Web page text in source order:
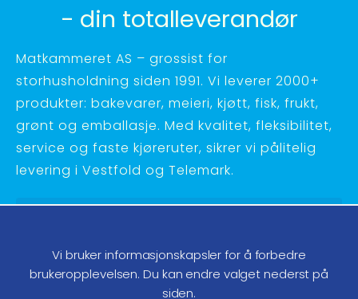
- din totalleverandør
Matkammeret AS – grossist for
storhusholdning siden 1991. Vi leverer 2000+
produkter: bakevarer, meieri, kjøtt, fisk, frukt,
grønt og emballasje. Med kvalitet, fleksibilitet,
service og faste kjøreruter, sikrer vi pålitelig
levering i Vestfold og Telemark.
Telefon:
35 58 48 70
ordre@matkammeret.no
Vi bruker informasjonskapsler for å forbedre
brukeropplevelsen. Du kan endre valget nederst på
siden.